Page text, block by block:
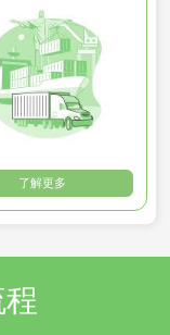
了解更多